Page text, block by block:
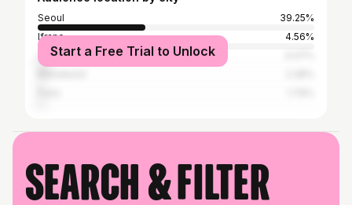
Seoul
39.25%
Ifrane
4.56%
Casablanca
Start a Free Trial to Unlock
Search & filter